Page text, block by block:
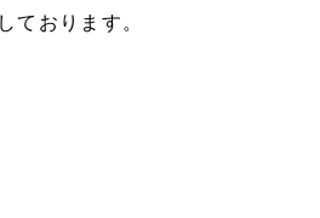
ております。